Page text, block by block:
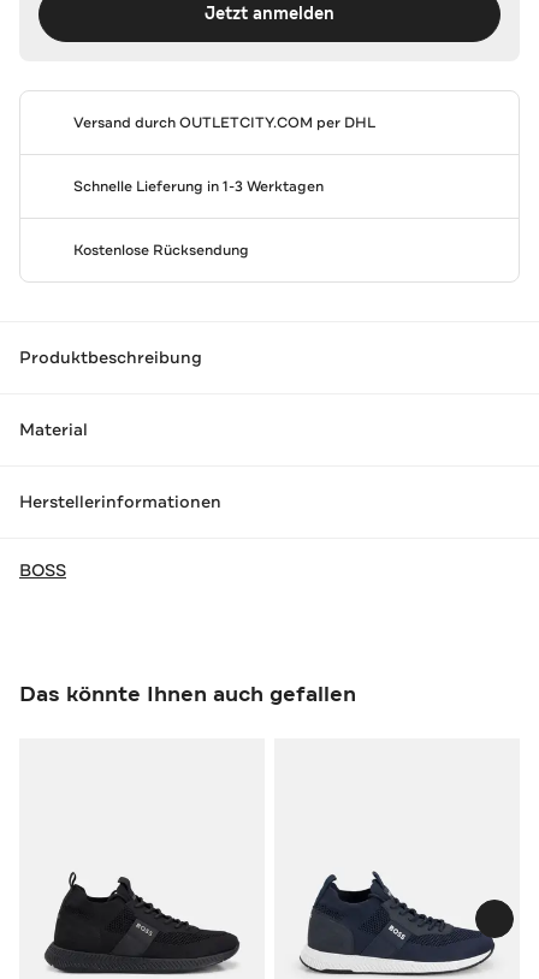
Jetzt anmelden
Versand durchOUTLETCITY.COM per DHL
Schnelle Lieferung in 1-3 Werktagen
Kostenlose Rücksendung
Produktbeschreibung
Material
Herstellerinformationen
BOSS
Das könnte Ihnen auch gefallen